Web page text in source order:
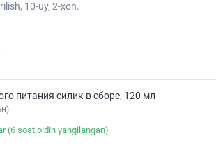
10-uy, 2-xon.
XX-XX
питания силик в сборе, 120 мл
(6 soat oldin yangilangan)